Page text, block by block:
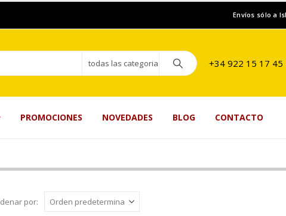
Envíos sólo a
todas las categorias +34 922 15 17 45
PROMOCIONES NOVEDADES BLOG CONTACTO
por: